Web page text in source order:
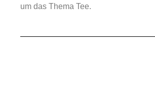
um das Thema Tee.